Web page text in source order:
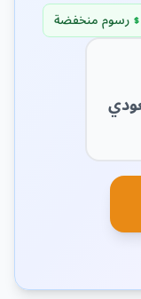
رسوم منخفضة